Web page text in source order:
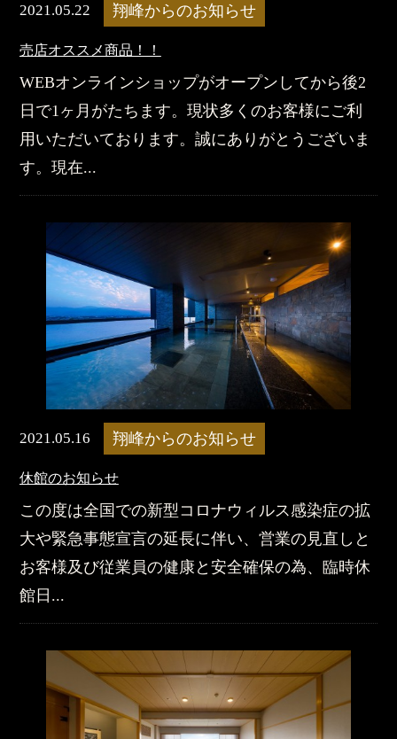
2021.05.22 翔峰からのお知らせ
売店オススメ商品！！
WEBオンラインショップがオープンしてから後2
日で1ヶ月がたちます。現状多くのお客様にご利
用いただいております。誠にありがとうございま
す。現在...
2021.05.16 翔峰からのお知らせ
休館のお知らせ
この度は全国での新型コロナウィルス感染症の拡
大や緊急事態宣言の延長に伴い、営業の見直しと
お客様及び従業員の健康と安全確保の為、臨時休
館日...